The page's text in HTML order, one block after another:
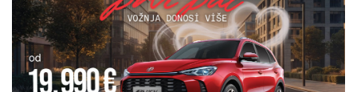
07. 08. 2026 08:18
Филип Костић – генијалан потез или велики
експеримент?